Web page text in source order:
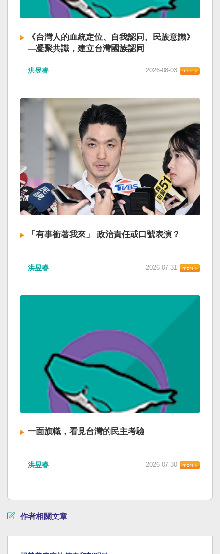
《台灣人的血統定位、自我認同、民族意識》
—凝聚共識，建立台灣國族認同
洪昱睿 2026-08-03
「有事衝著我來」 政治責任或口號表演？
洪昱睿 2026-07-31
一面旗幟，看見台灣的民主考驗
洪昱睿 2026-07-30
作者相關文章